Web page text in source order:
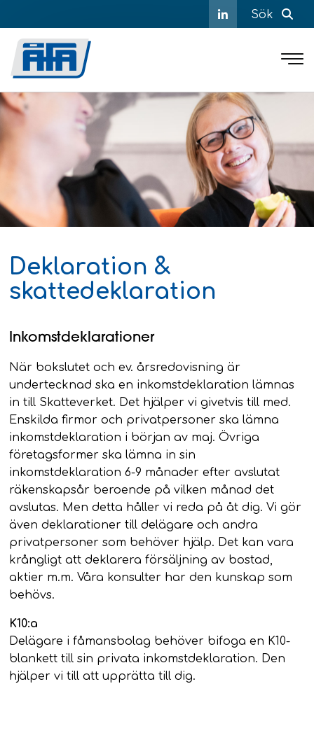
Sök
Deklaration &
skattedeklaration
Inkomstdeklarationer
När bokslutet och ev. årsredovisning är
undertecknad ska en inkomstdeklaration lämnas
in till Skatteverket. Det hjälper vi givetvis till med.
Enskilda firmor och privatpersoner ska lämna
inkomstdeklaration i början av maj. Övriga
företagsformer ska lämna in sin
inkomstdeklaration 6-9 månader efter avslutat
räkenskapsår beroende på vilken månad det
avslutas. Men detta håller vi reda på åt dig. Vi gör
även deklarationer till delägare och andra
privatpersoner som behöver hjälp. Det kan vara
krångligt att deklarera försäljning av bostad,
aktier m.m. Våra konsulter har den kunskap som
behövs.
K10:a
Delägare i fåmansbolag behöver bifoga en K10-
blankett till sin privata inkomstdeklaration. Den
hjälper vi till att upprätta till dig.